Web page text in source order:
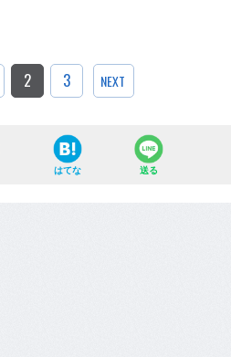
2 3 NEXT
はてな 送る